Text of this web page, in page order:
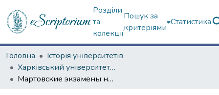
Розділи
та
колекції
Пошук за
критеріями
Статистика
Головна
Історія університетів
Харківський університет (сторінками періодичних видань)
Мартовские экзамены на юридическом факультете [1912]